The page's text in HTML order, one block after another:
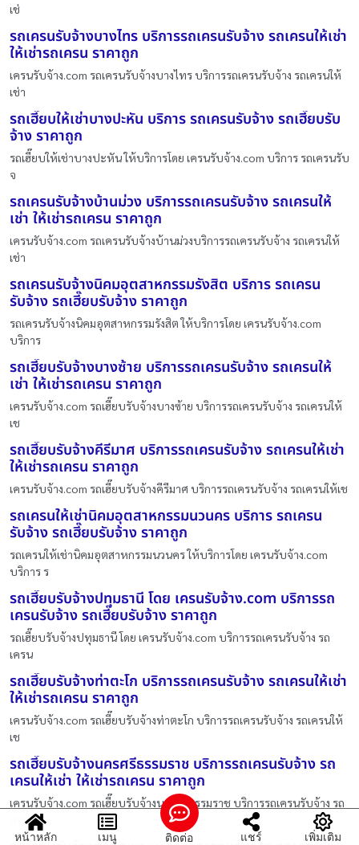
เช่
รถเครนรับจ้างบางไทร บริการรถเครนรับจ้าง รถเครนให้เช่า
ให้เช่ารถเครน ราคาถูก
เครนรับจ้าง.com รถเครนรับจ้างบางไทร บริการรถเครนรับจ้าง รถเครนให้
เช่า
รถเฮี๊ยบให้เช่าบางปะหัน บริการ รถเครนรับจ้าง รถเฮี๊ยบรับ
จ้าง ราคาถูก
รถเฮี๊ยบให้เช่าบางปะหัน ให้บริการโดย เครนรับจ้าง.com บริการ รถเครนรับ
จ
รถเครนรับจ้างบ้านม่วง บริการรถเครนรับจ้าง รถเครนให้
เช่า ให้เช่ารถเครน ราคาถูก
เครนรับจ้าง.com รถเครนรับจ้างบ้านม่วงบริการรถเครนรับจ้าง รถเครนให้
เช่า
รถเครนรับจ้างนิคมอุตสาหกรรมรังสิต บริการ รถเครน
รับจ้าง รถเฮี๊ยบรับจ้าง ราคาถูก
รถเครนรับจ้างนิคมอุตสาหกรรมรังสิต ให้บริการโดย เครนรับจ้าง.com
บริการ
รถเฮี๊ยบรับจ้างบางซ้าย บริการรถเครนรับจ้าง รถเครนให้
เช่า ให้เช่ารถเครน ราคาถูก
เครนรับจ้าง.com รถเฮี๊ยบรับจ้างบางซ้าย บริการรถเครนรับจ้าง รถเครนให้
เช
รถเฮี๊ยบรับจ้างคีรีมาศ บริการรถเครนรับจ้าง รถเครนให้เช่า
ให้เช่ารถเครน ราคาถูก
เครนรับจ้าง.com รถเฮี๊ยบรับจ้างคีรีมาศ บริการรถเครนรับจ้าง รถเครนให้เช
รถเครนให้เช่านิคมอุตสาหกรรมนวนคร บริการ รถเครน
รับจ้าง รถเฮี๊ยบรับจ้าง ราคาถูก
รถเครนให้เช่านิคมอุตสาหกรรมนวนคร ให้บริการโดย เครนรับจ้าง.com
บริการ ร
รถเฮี๊ยบรับจ้างปทุมธานี โดย เครนรับจ้าง.com บริการรถ
เครนรับจ้าง รถเฮี๊ยบรับจ้าง ราคาถูก
รถเฮี๊ยบรับจ้างปทุมธานี โดย เครนรับจ้าง.com บริการรถเครนรับจ้าง รถ
เครน
รถเฮี๊ยบรับจ้างท่าตะโก บริการรถเครนรับจ้าง รถเครนให้เช่า
ให้เช่ารถเครน ราคาถูก
เครนรับจ้าง.com รถเฮี๊ยบรับจ้างท่าตะโก บริการรถเครนรับจ้าง รถเครนให้
เช
รถเฮี๊ยบรับจ้างนครศรีธรรมราช บริการรถเครนรับจ้าง รถ
เครนให้เช่า ให้เช่ารถเครน ราคาถูก
เครนรับจ้าง.com รถเฮี๊ยบรับจ้างนครศรีธรรมราช บริการรถเครนรับจ้าง รถ
เคร
หน้าหลัก เมนู ติดต่อ แชร์ เพิ่มเติม